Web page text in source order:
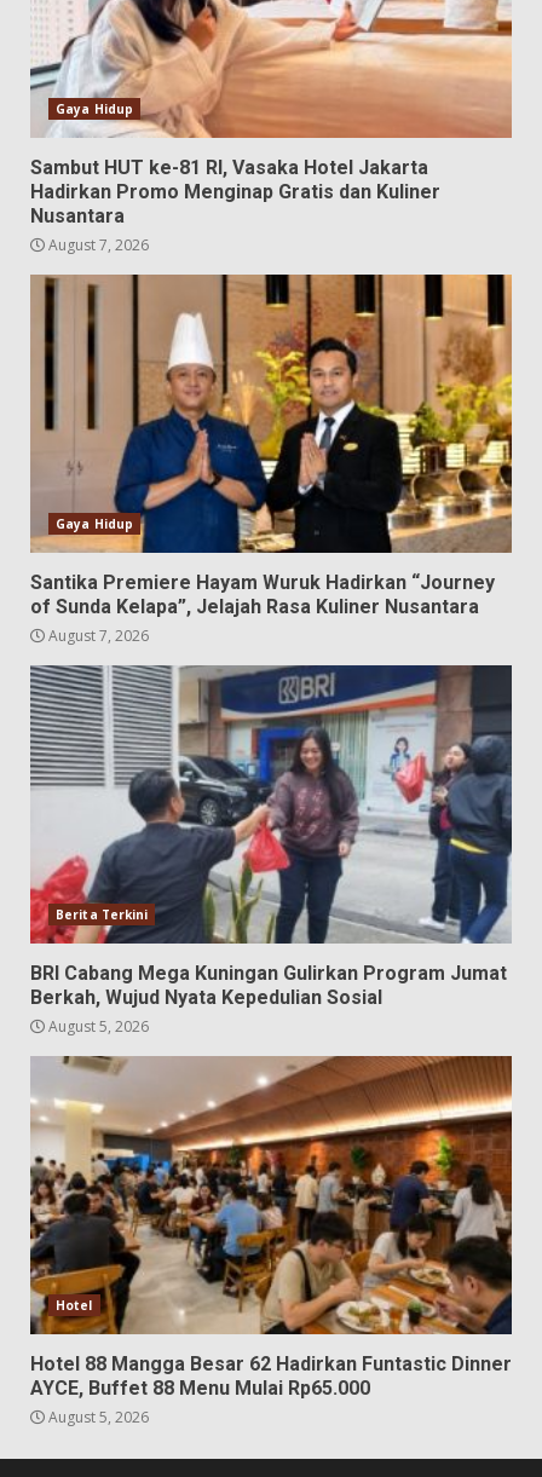
Gaya Hidup
Sambut HUT ke-81 RI, Vasaka Hotel Jakarta
Hadirkan Promo Menginap Gratis dan Kuliner
Nusantara
August 7, 2026
Gaya Hidup
Santika Premiere Hayam Wuruk Hadirkan “Journey
of Sunda Kelapa”, Jelajah Rasa Kuliner Nusantara
August 7, 2026
Berita Terkini
BRI Cabang Mega Kuningan Gulirkan Program Jumat
Berkah, Wujud Nyata Kepedulian Sosial
August 5, 2026
Hotel
Hotel 88 Mangga Besar 62 Hadirkan Funtastic Dinner
AYCE, Buffet 88 Menu Mulai Rp65.000
August 5, 2026